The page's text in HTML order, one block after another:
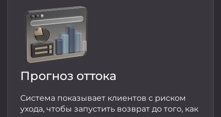
Прогноз оттока
Система показывает клиентов с риском
ухода, чтобы запустить возврат до того, как